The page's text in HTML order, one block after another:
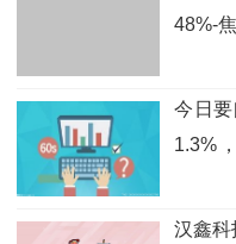
48%-
今日
1.3%
4.5%
3%，
汉鑫科